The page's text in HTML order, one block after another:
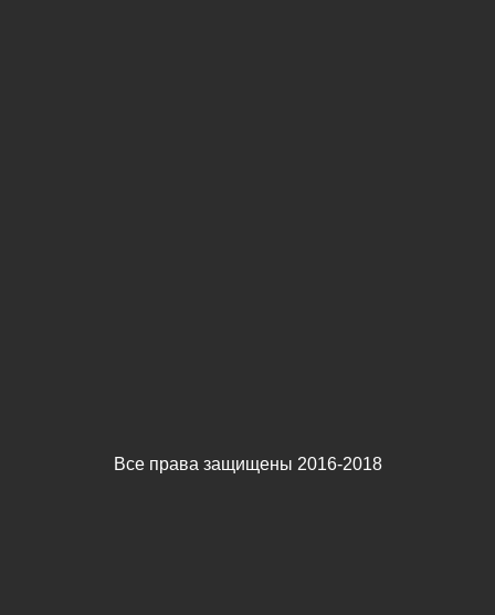
Все права защищены 2016-2018